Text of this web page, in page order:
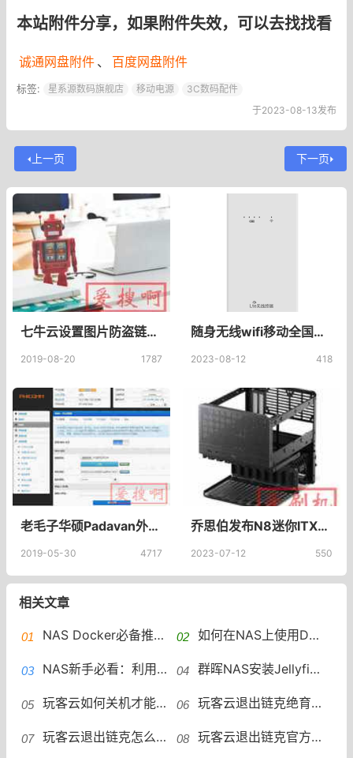
本站附件分享，如果附件失效，可以去找找看
诚通网盘附件 、 百度网盘附件
标签: 星系源数码旗舰店 移动电源
3C数码配件
于2023-08-13发布
上一页 下一页
七牛云设置图片防盗链搜索引擎Referer大全图片防盗链允许搜索引擎
2019-08-20 1787
随身无线wifi移动全国通用4g高速流量上网卡笔记本电脑路由器三网通智能免插卡网络热点便携式无限上网宝宽带_蒙旭数码旗舰店
2023-08-12 418
老毛子华硕Padavan外网IP变化自动发送邮件脚本 Padavan添加shell脚本
2019-05-30 4717
乔思伯发布N8迷你ITX机箱，专为NAS打造，支持8块3.5英寸硬盘扩展
2023-07-12 550
相关文章
NAS Docker必备推荐：20个Docker应用合集NAS必备Docker软件 ​如何在NAS上使用Docker安装OpenWrt
NAS新手必看：利用磁盘映射轻松扩容电脑存储！ 群晖NAS安装Jellyfin，群晖为Jellyfin开启核显硬件解码开启NVIDIA显卡硬件加速​
玩客云如何关机才能不上硬盘呢？退出链克后硬盘继续缓存的解决方法 玩客云退出链克绝育后硬盘继续缓存？设置权限彻底禁止.onething_data文件缓存
玩客云退出链克怎么禁止硬盘缓存？.onething_data文件禁止缓存玩客云关闭上传退出链克 玩客云退出链克官方流程，支持硬盘休眠，终于可以安静的做NAS了！不刷机退出链克云